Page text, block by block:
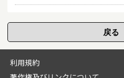
利用規約